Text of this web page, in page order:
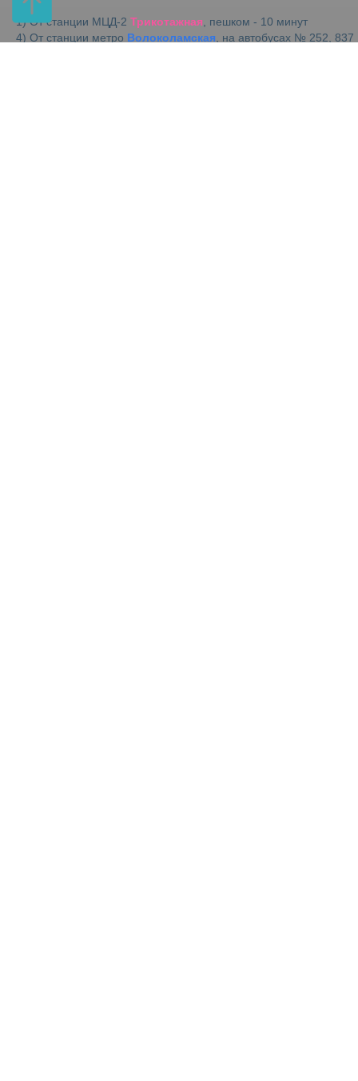
1) От станции МЦД-2 Трикотажная , пешком - 10 минут
4) От станции метро Волоколамская , на автобусах № 252, 837